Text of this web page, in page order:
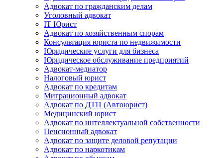
Адвокат по гражданским делам
Уголовный адвокат
IT Юрист
Адвокат по хозяйственным спорам
Консультация юриста по недвижимости
Юридические услуги для бизнеса
Юридическое обслуживание предприятий
Адвокат-медиатор
Налоговый юрист
Адвокат по кредитам
Миграционный адвокат
Адвокат по ДТП (Автоюрист)
Медицинский юрист
Адвокат по интеллектуальной собственности
Пенсионный адвокат
Адвокат по защите деловой репутации
Адвокат по наркотикам